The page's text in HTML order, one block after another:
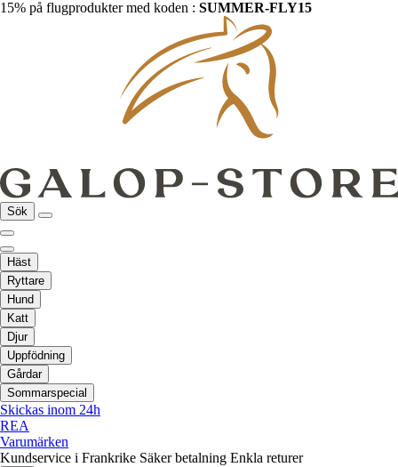
15% på flugprodukter med koden : SUMMER-FLY15
Sök
Häst
Ryttare
Hund
Katt
Djur
Uppfödning
Gårdar
Sommarspecial
Skickas inom 24h
REA
Varumärken
Kundservice i Frankrike Säker betalning Enkla returer